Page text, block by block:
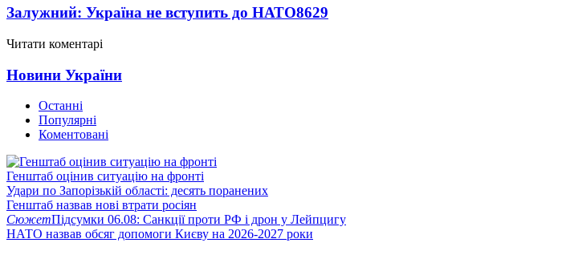
Залужний: Україна не вступить до НАТО8629
Читати коментарі
Новини України
Останні
Популярні
Коментовані
Генштаб оцінив ситуацію на фронті
Удари по Запорізькій області: десять поранених
Генштаб назвав нові втрати росіян
СюжетПідсумки 06.08: Санкції проти РФ і дрон у Лейпцигу
НАТО назвав обсяг допомоги Києву на 2026-2027 роки